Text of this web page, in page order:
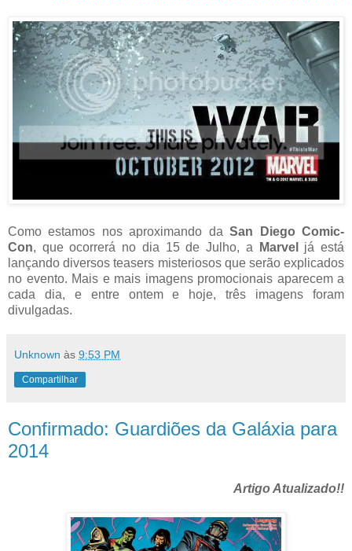
Como estamos nos aproximando da San Diego Comic-
Con, que ocorrerá no dia 15 de Julho, a Marvel já está
lançando diversos teasers misteriosos que serão explicados
no evento. Mais e mais imagens promocionais aparecem a
cada dia, e entre ontem e hoje, três imagens foram
divulgadas.
Unknown às 9:53 PM
Compartilhar
Confirmado: Guardiões da Galáxia para
2014
Artigo Atualizado!!